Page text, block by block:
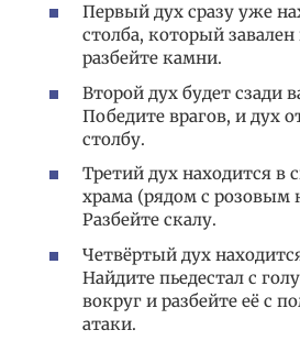
Первый дух сразу уже
столба, который
разбейте камни.
Второй дух будет сзади
Победите врагов, и дух
столбу.
Третий дух находится в
храма (рядом с розовым
Разбейте скалу.
Четвёртый дух
Найдите пьедестал с
вокруг и разбейте её с
атаки.